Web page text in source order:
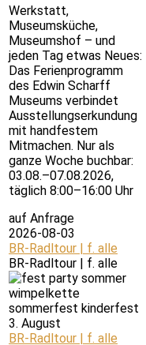
Werkstatt,
Museumsküche,
Museumshof – und
jeden Tag etwas Neues:
Das Ferienprogramm
des Edwin Scharff
Museums verbindet
Ausstellungserkundung
mit handfestem
Mitmachen. Nur als
ganze Woche buchbar:
03.08.–07.08.2026,
täglich 8:00–16:00 Uhr
auf Anfrage
2026-08-03
BR-Radltour | f. alle
BR-Radltour | f. alle
3. August
BR-Radltour | f. alle